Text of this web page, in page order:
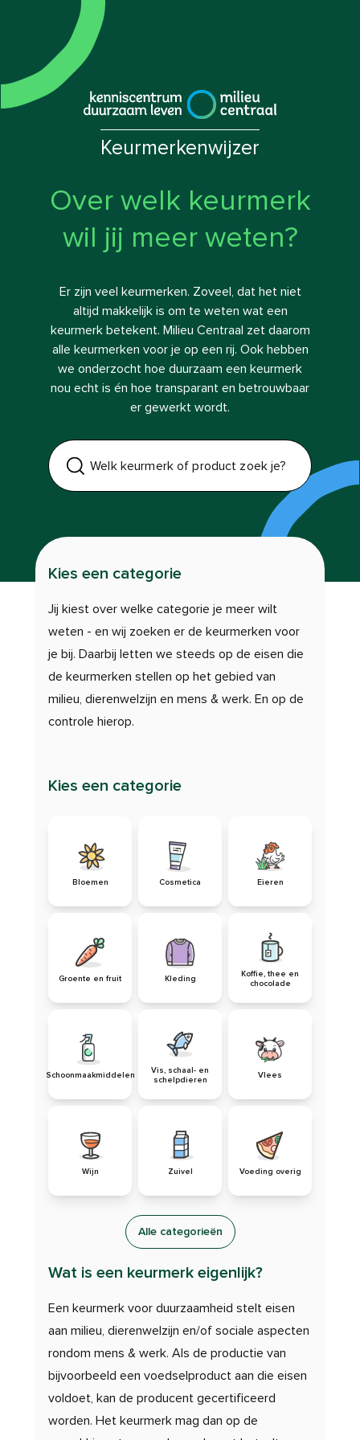
Keurmerkenwijzer
Over welk keurmerk
wil jij meer weten?
Er zijn veel keurmerken. Zoveel, dat het niet
altijd makkelijk is om te weten wat een
keurmerk betekent. Milieu Centraal zet daarom
alle keurmerken voor je op een rij. Ook hebben
we onderzocht hoe duurzaam een keurmerk
nou echt is én hoe transparant en betrouwbaar
er gewerkt wordt.
Kies een categorie
Jij kiest over welke categorie je meer wilt
weten - en wij zoeken er de keurmerken voor
je bij. Daarbij letten we steeds op de eisen die
de keurmerken stellen op het gebied van
milieu, dierenwelzijn en mens & werk. En op de
controle hierop.
Kies een categorie
Bloemen Cosmetica Eieren
Groente en fruit Kleding
Koffie, thee en
chocolade
Schoonmaakmiddelen
Vis, schaal- en
schelpdieren
Vlees
Wijn Zuivel Voeding overig
Alle categorieën
Wat is een keurmerk eigenlijk?
Een keurmerk voor duurzaamheid stelt eisen
aan milieu, dierenwelzijn en/of sociale aspecten
rondom mens & werk. Als de productie van
bijvoorbeeld een voedselproduct aan die eisen
voldoet, kan de producent gecertificeerd
worden. Het keurmerk mag dan op de